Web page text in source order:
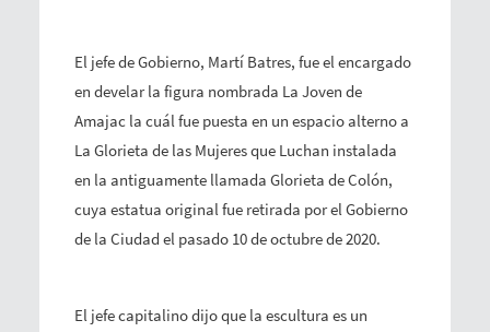
El jefe de Gobierno, Martí Batres, fue el encargado
en develar la figura nombrada La Joven de
Amajac la cuál fue puesta en un espacio alterno a
La Glorieta de las Mujeres que Luchan instalada
en la antiguamente llamada Glorieta de Colón,
cuya estatua original fue retirada por el Gobierno
de la Ciudad el pasado 10 de octubre de 2020.
El jefe capitalino dijo que la escultura es un